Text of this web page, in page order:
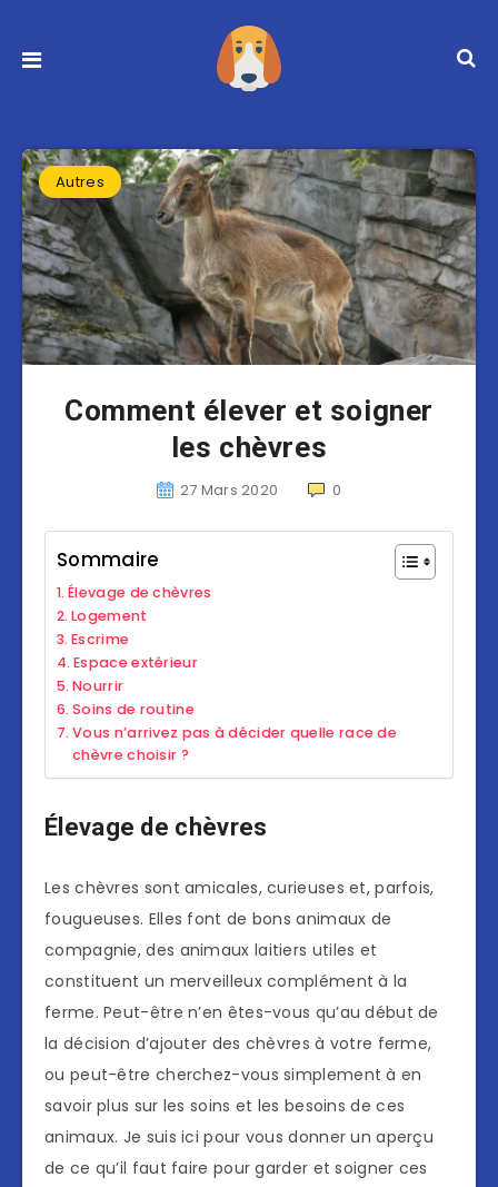
Autres
Comment élever et soigner
les chèvres
27 Mars 2020 0
Sommaire
Élevage de chèvres
Logement
Escrime
Espace extérieur
Nourrir
Soins de routine
Vous n’arrivez pas à décider quelle race de
chèvre choisir ?
Élevage de chèvres
Les chèvres sont amicales, curieuses et, parfois,
fougueuses. Elles font de bons animaux de
compagnie, des animaux laitiers utiles et
constituent un merveilleux complément à la
ferme. Peut-être n’en êtes-vous qu’au début de
la décision d’ajouter des chèvres à votre ferme,
ou peut-être cherchez-vous simplement à en
savoir plus sur les soins et les besoins de ces
animaux. Je suis ici pour vous donner un aperçu
de ce qu’il faut faire pour garder et soigner ces